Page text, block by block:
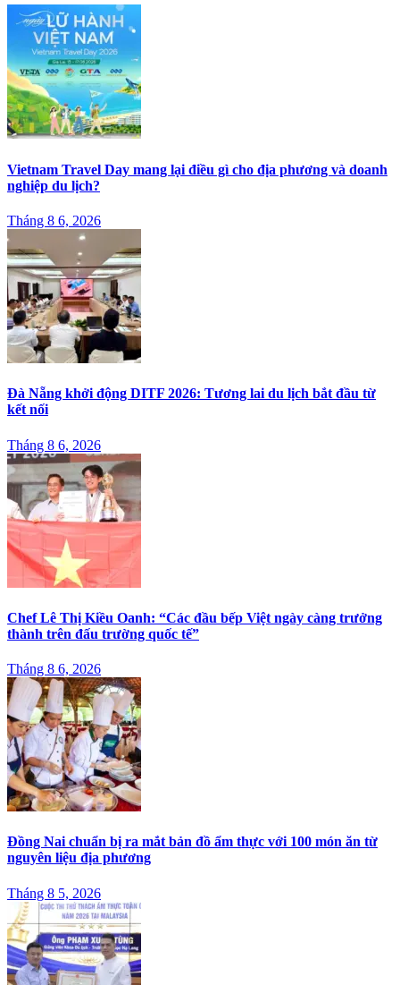
Vietnam Travel Day mang lại điều gì cho địa phương và doanh
nghiệp du lịch?
Tháng 8 6, 2026
Đà Nẵng khởi động DITF 2026: Tương lai du lịch bắt đầu từ
kết nối
Tháng 8 6, 2026
Chef Lê Thị Kiều Oanh: “Các đầu bếp Việt ngày càng trưởng
thành trên đấu trường quốc tế”
Tháng 8 6, 2026
Đồng Nai chuẩn bị ra mắt bản đồ ẩm thực với 100 món ăn từ
nguyên liệu địa phương
Tháng 8 5, 2026